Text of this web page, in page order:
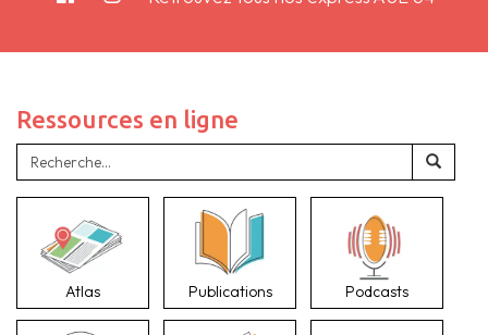
Ressources en ligne
Atlas Publications Podcasts